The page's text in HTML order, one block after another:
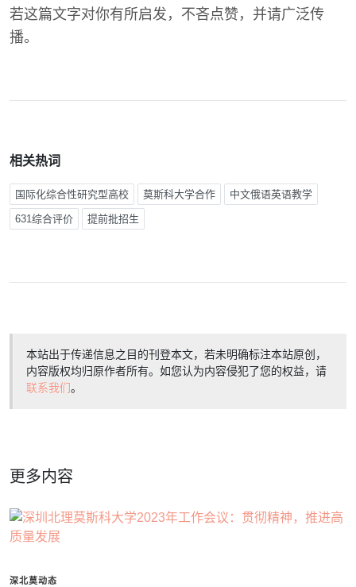
若这篇文字对你有所启发，不吝点赞，并请广泛传
播。
相关热词
国际化综合性研究型高校 莫斯科大学合作 中文俄语英语教学
631综合评价 提前批招生
本站出于传递信息之目的刊登本文，若未明确标注本站原创，
内容版权均归原作者所有。如您认为内容侵犯了您的权益，请
联系我们。
更多内容
深北莫动态